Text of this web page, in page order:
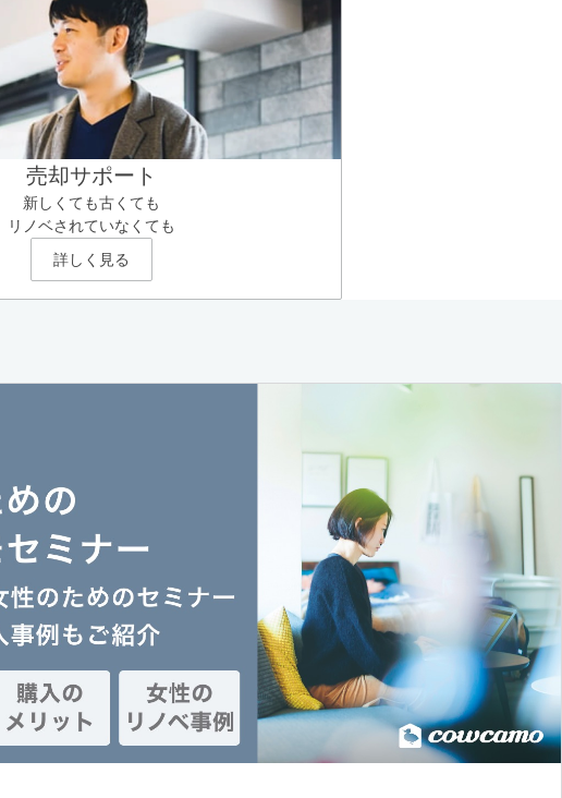
売却サポート
新しくても古くても
リノベされていなくても
詳しく見る